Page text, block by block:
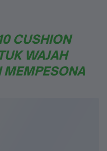
CUSHION
WAJAH
MEMPESONA